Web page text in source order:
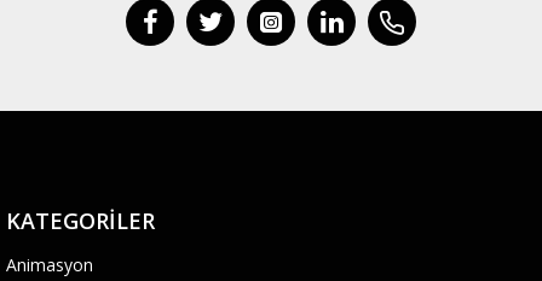
KATEGORILER
Animasyon